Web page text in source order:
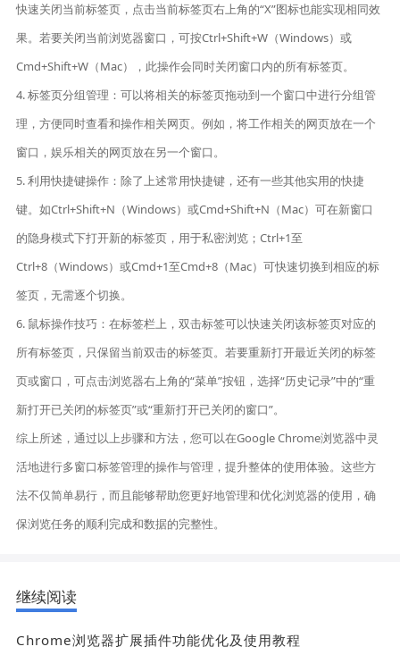
快速关闭当前标签页，点击当前标签页右上角的“X”图标也能实现相同效
果。若要关闭当前浏览器窗口，可按Ctrl+Shift+W（Windows）或
Cmd+Shift+W（Mac），此操作会同时关闭窗口内的所有标签页。
4. 标签页分组管理：可以将相关的标签页拖动到一个窗口中进行分组管
理，方便同时查看和操作相关网页。例如，将工作相关的网页放在一个
窗口，娱乐相关的网页放在另一个窗口。
5. 利用快捷键操作：除了上述常用快捷键，还有一些其他实用的快捷
键。如Ctrl+Shift+N（Windows）或Cmd+Shift+N（Mac）可在新窗口
的隐身模式下打开新的标签页，用于私密浏览；Ctrl+1至
Ctrl+8（Windows）或Cmd+1至Cmd+8（Mac）可快速切换到相应的标
签页，无需逐个切换。
6. 鼠标操作技巧：在标签栏上，双击标签可以快速关闭该标签页对应的
所有标签页，只保留当前双击的标签页。若要重新打开最近关闭的标签
页或窗口，可点击浏览器右上角的“菜单”按钮，选择“历史记录”中的“重
新打开已关闭的标签页”或“重新打开已关闭的窗口”。
综上所述，通过以上步骤和方法，您可以在Google Chrome浏览器中灵
活地进行多窗口标签管理的操作与管理，提升整体的使用体验。这些方
法不仅简单易行，而且能够帮助您更好地管理和优化浏览器的使用，确
保浏览任务的顺利完成和数据的完整性。
继续阅读
Chrome浏览器扩展插件功能优化及使用教程